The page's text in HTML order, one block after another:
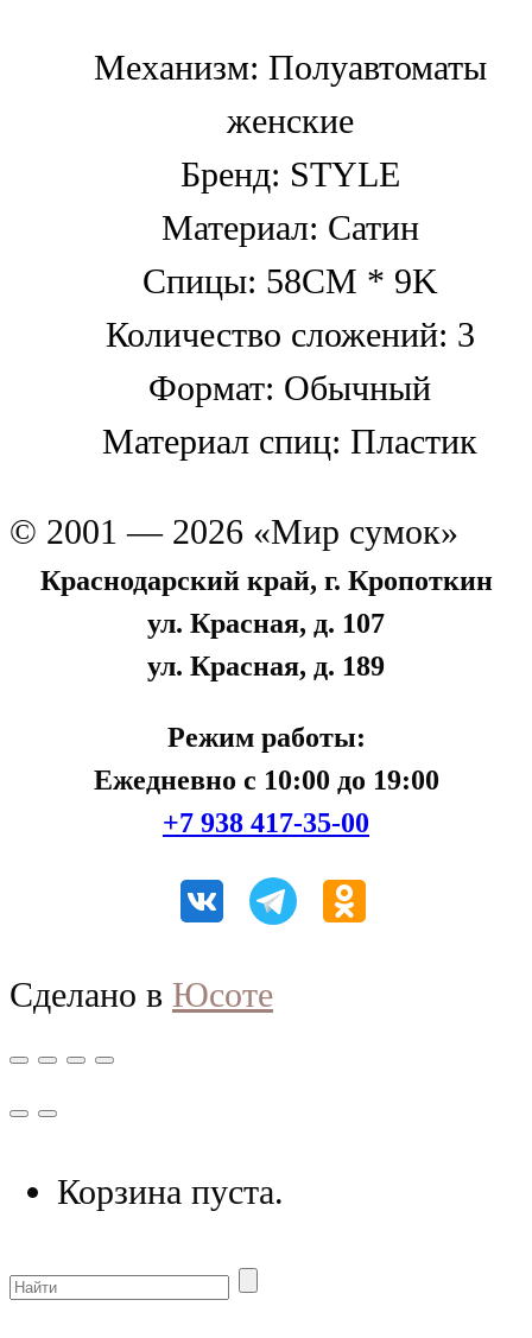
Механизм: Полуавтоматы
женские
Бренд: STYLE
Материал: Сатин
Спицы: 58CM * 9K
Количество сложений: 3
Формат: Обычный
Материал спиц: Пластик
© 2001 — 2026 «Мир сумок»
Краснодарский край, г. Кропоткин
ул. Красная, д. 107
ул. Красная, д. 189
Режим работы:
Ежедневно с 10:00 до 19:00
+7 938 417-35-00
Сделано в Юсоте
Корзина пуста.